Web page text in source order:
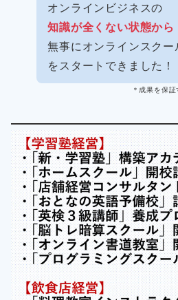
オンラインビジネスの
知識が全くない状態から
無事にオンラインスクー
をスタートできました！
＊成果を保証するもの